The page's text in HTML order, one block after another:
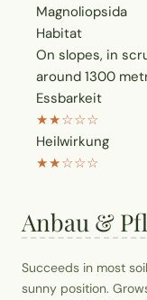
Magnoliopsida
Habitat
On slopes, in
around 1300
Essbarkeit
★★☆☆☆
Heilwirkung
★★☆☆☆
Anbau &
Succeeds in most
sunny position.